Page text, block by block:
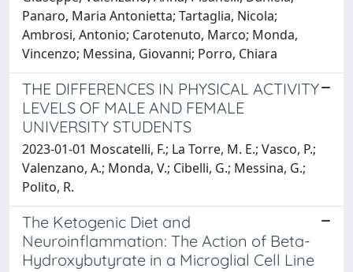
Panaro, Maria Antonietta; Tartaglia, Nicola;
Ambrosi, Antonio; Carotenuto, Marco; Monda,
Vincenzo; Messina, Giovanni; Porro, Chiara
THE DIFFERENCES IN PHYSICAL ACTIVITY
LEVELS OF MALE AND FEMALE
UNIVERSITY STUDENTS
2023-01-01 Moscatelli, F.; La Torre, M. E.; Vasco, P.;
Valenzano, A.; Monda, V.; Cibelli, G.; Messina, G.;
Polito, R.
The Ketogenic Diet and
Neuroinflammation: The Action of Beta-
Hydroxybutyrate in a Microglial Cell Line